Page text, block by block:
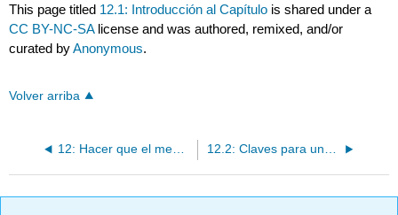
This page titled 12.1: Introducción al Capítulo is shared under a
CC BY-NC-SA license and was authored, remixed, and/or
curated byAnonymous.
Volver arriba
12: Hacer que el mensaje se venda - SS+K asegura que todos los componentes cuenten la historia de la marca